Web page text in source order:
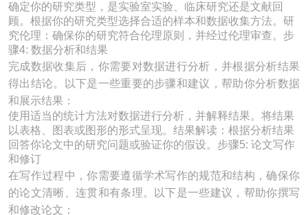
确定你的研究类型，是实验室实验、临床研究还是文献回
顾。根据你的研究类型选择合适的样本和数据收集方法。研
究伦理：确保你的研究符合伦理原则，并经过伦理审查。步
骤4: 数据分析和结果
完成数据收集后，你需要对数据进行分析，并根据分析结果
得出结论。以下是一些重要的步骤和建议，帮助你分析数据
和展示结果：
使用适当的统计方法对数据进行分析，并解释结果。将结果
以表格、图表或图形的形式呈现。结果解读：根据分析结果
回答你论文中的研究问题或验证你的假设。步骤5: 论文写作
和修订
在写作过程中，你需要遵循学术写作的规范和结构，确保你
的论文清晰、连贯和有条理。以下是一些建议，帮助你撰写
和修改论文：